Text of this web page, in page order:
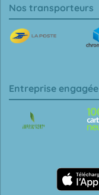
Nos transporteurs
Entreprise engagée